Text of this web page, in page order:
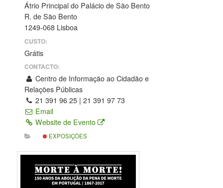
Átrio Principal do Palácio de São Bento
R. de São Bento
1249-068 Lisboa
CUSTO:
Grátis
CONTACTO:
Centro de Informação ao Cidadão e
Relações Públicas
21 391 96 25 | 21 391 97 73
Email
Website de Evento
EXPOSIÇÕES